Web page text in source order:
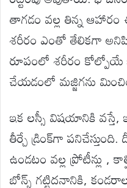
తాగడం వల్ల తిన్న
శరీరం ఎంతో తేలికగా
రూపంలో శరీరం కోల్పోయే
చేయడంలో మజ్జిగను
ఇక లస్సీ విషయానికి
తీర్చే డ్రింక్‌గా
ఉండటం వల్ల ప్రోటీన్లు ,
బోన్స్ గట్టిదనానికి,